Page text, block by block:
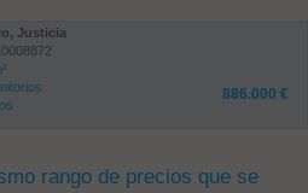
Justicia
886.000 €
rango de precios que se